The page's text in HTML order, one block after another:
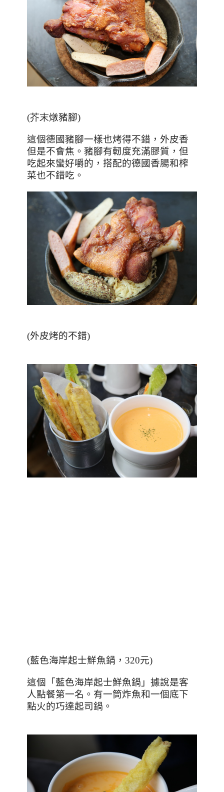
(芥末燉豬腳)
這個德國豬腳一樣也烤得不錯，外皮香
但是不會焦。豬腳有軔度充滿膠質，但
吃起來蠻好嚼的，搭配的德國香腸和榨
菜也不錯吃。
(外皮烤的不錯)
(藍色海岸起士鮮魚鍋， 320元)
這個「藍色海岸起士鮮魚鍋」據說是客
人點餐第一名。有一筒炸魚和一個底下
點火的巧達起司鍋。